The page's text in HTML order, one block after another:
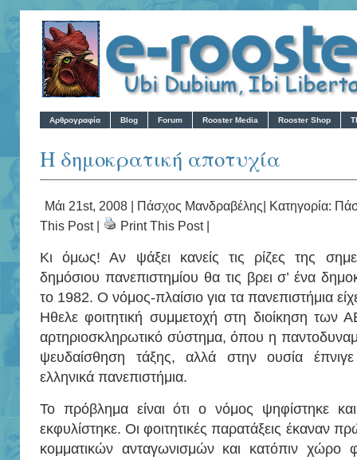
Αρθρογραφία Blog Forum Rooster Media Rooster Shop
Η δημοκρατική αποτυχία
Μάι 21st, 2008 | Πάσχος Μανδραβέλης| Κατηγορία:
This Post| Print This Post|
Κι όμως! Αν ψάξει κανείς τις ρίζες της
δημόσιου πανεπιστημίου θα τις βρει σ’ ένα
το 1982. Ο νόμος-πλαίσιο για τα πανεπιστήμια
Ηθελε φοιτητική συμμετοχή στη διοίκηση των
αρτηριοσκληρωτικό σύστημα, όπου η
ψευδαίσθηση τάξης, αλλά στην ουσία
ελληνικά πανεπιστήμια.
Το πρόβλημα είναι ότι ο νόμος ψηφίστηκε
εκφυλίστηκε. Οι φοιτητικές παρατάξεις έκαναν
κομματικών ανταγωνισμών και κατόπιν